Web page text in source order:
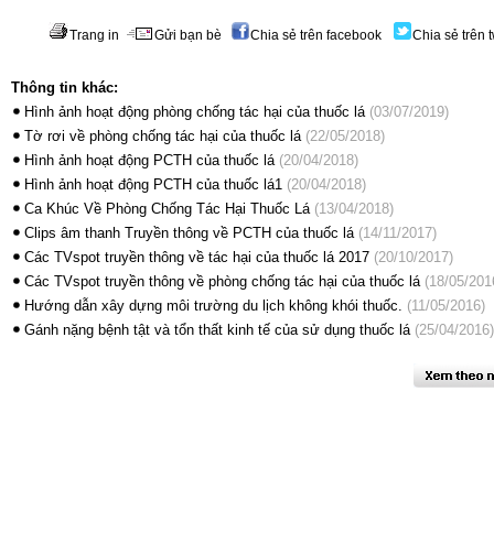
Trang in Gửi bạn bè Chia sẻ trên facebook Chia sẻ trên
Thông tin khác:
Hình ảnh hoạt động phòng chống tác hại của thuốc lá (03/07/2019)
Tờ rơi về phòng chống tác hại của thuốc lá (22/05/2018)
Hình ảnh hoạt động PCTH của thuốc lá (20/04/2018)
Hình ảnh hoạt động PCTH của thuốc lá1 (20/04/2018)
Ca Khúc Về Phòng Chống Tác Hại Thuốc Lá (13/04/2018)
Clips âm thanh Truyền thông về PCTH của thuốc lá (14/11/2017)
Các TVspot truyền thông về tác hại của thuốc lá 2017 (20/10/2017)
Các TVspot truyền thông về phòng chống tác hại của thuốc lá (18/05/
Hướng dẫn xây dựng môi trường du lịch không khói thuốc.
(11/05/2016)
Gánh nặng bệnh tật và tổn thất kinh tế của sử dụng thuốc lá (25/04/2016)